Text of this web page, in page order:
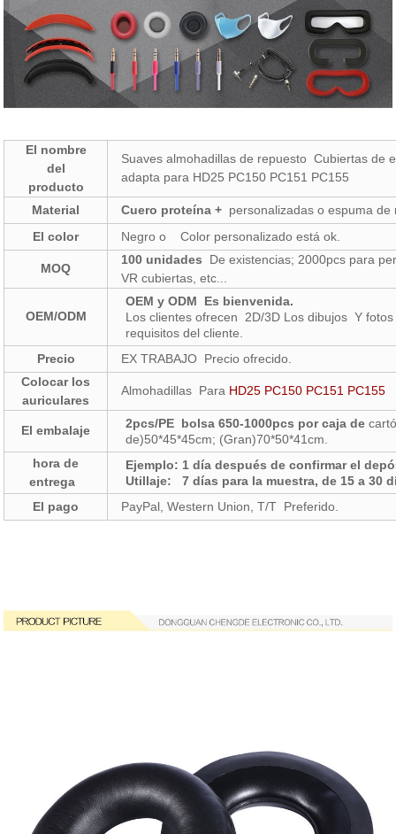
El nombre
del
producto
Suaves almohadillas de repuesto Cubiertas de
adapta para HD25 PC150 PC151 PC155
Material Cuero proteína + personalizadas o espuma
El color
Negro o Color personalizado está ok.
MOQ
100 unidades De existencias; 2000pcs para
VR cubiertas, etc...
OEM/ODM
OEM y ODM Es bienvenida.
Los clientes ofrecen 2D/3D Los dibujos Y
requisitos del cliente.
Precio
EX TRABAJO Precio ofrecido.
Colocar los
auriculares
Almohadillas Para HD25 PC150 PC151 PC155
El embalaje 2pcs/PE bolsa 650-1000pcs por caja de
de)50*45*45cm; (Gran)70*50*41cm.
hora de
entrega
Ejemplo: 1 día después de confirmar el
Utillaje: 7 días para la muestra, de 15 a 30
El pago
PayPal, Western Union, T/T Preferido.